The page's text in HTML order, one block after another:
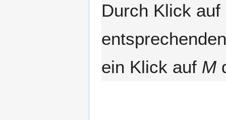
Durch Klick
ein Klick auf M